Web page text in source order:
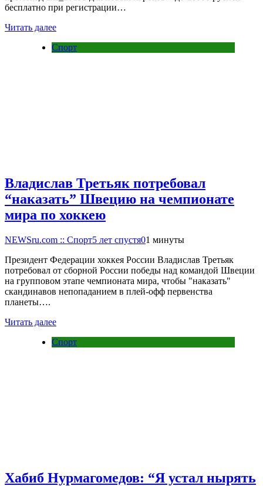
бесплатно при регистрации…
Читать далее
Спорт
Владислав Третьяк потребовал
“наказать” Швецию на чемпионате
мира по хоккею
NEWSru.com :: Спорт5 лет спустя01 минуты
Президент Федерации хоккея России Владислав Третьяк
потребовал от сборной России победы над командой Швеции
на групповом этапе чемпионата мира, чтобы "наказать"
скандинавов непопаданием в плей-офф первенства
планеты….
Читать далее
Спорт
Хабиб Нурмагомедов: “Я устал нырять